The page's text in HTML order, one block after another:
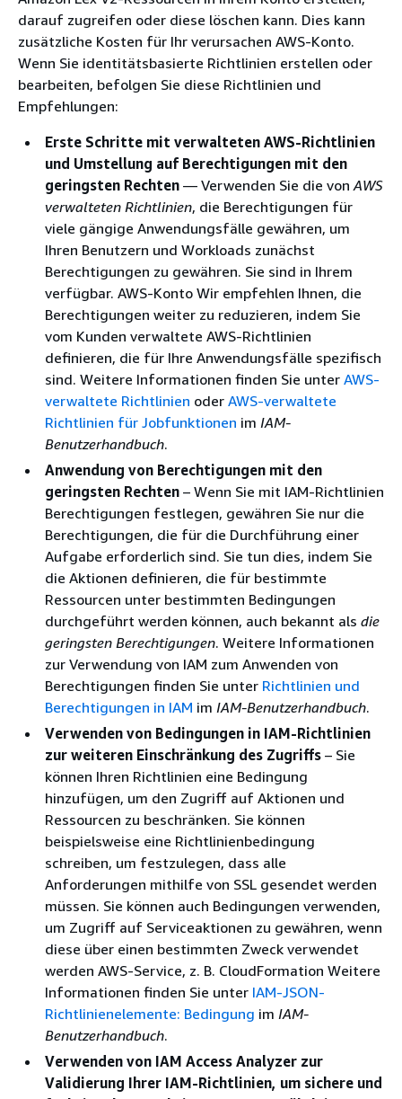
darauf zugreifen oder diese löschen kann. Dies kann
zusätzliche Kosten für Ihr verursachen AWS-Konto.
Wenn Sie identitätsbasierte Richtlinien erstellen oder
bearbeiten, befolgen Sie diese Richtlinien und
Empfehlungen:
Erste Schritte mit verwalteten AWS-Richtlinien
und Umstellung auf Berechtigungen mit den
geringsten Rechten — Verwenden Sie die von AWS
verwalteten Richtlinien, die Berechtigungen für
viele gängige Anwendungsfälle gewähren, um
Ihren Benutzern und Workloads zunächst
Berechtigungen zu gewähren. Sie sind in Ihrem
verfügbar. AWS-Konto Wir empfehlen Ihnen, die
Berechtigungen weiter zu reduzieren, indem Sie
vom Kunden verwaltete AWS-Richtlinien
definieren, die für Ihre Anwendungsfälle spezifisch
sind. Weitere Informationen finden Sie unter AWS-
verwaltete Richtlinien oder AWS-verwaltete
Richtlinien für Jobfunktionen im IAM-
Benutzerhandbuch.
Anwendung von Berechtigungen mit den
geringsten Rechten – Wenn Sie mit IAM-Richtlinien
Berechtigungen festlegen, gewähren Sie nur die
Berechtigungen, die für die Durchführung einer
Aufgabe erforderlich sind. Sie tun dies, indem Sie
die Aktionen definieren, die für bestimmte
Ressourcen unter bestimmten Bedingungen
durchgeführt werden können, auch bekannt als die
geringsten Berechtigungen. Weitere Informationen
zur Verwendung von IAM zum Anwenden von
Berechtigungen finden Sie unter Richtlinien und
Berechtigungen in IAM im IAM-Benutzerhandbuch.
Verwenden von Bedingungen in IAM-Richtlinien
zur weiteren Einschränkung des Zugriffs – Sie
können Ihren Richtlinien eine Bedingung
hinzufügen, um den Zugriff auf Aktionen und
Ressourcen zu beschränken. Sie können
beispielsweise eine Richtlinienbedingung
schreiben, um festzulegen, dass alle
Anforderungen mithilfe von SSL gesendet werden
müssen. Sie können auch Bedingungen verwenden,
um Zugriff auf Serviceaktionen zu gewähren, wenn
diese über einen bestimmten Zweck verwendet
werden AWS-Service, z. B. CloudFormation Weitere
Informationen finden Sie unter IAM-JSON-
Richtlinienelemente: Bedingung im IAM-
Benutzerhandbuch.
Verwenden von IAM Access Analyzer zur
Validierung Ihrer IAM-Richtlinien, um sichere und